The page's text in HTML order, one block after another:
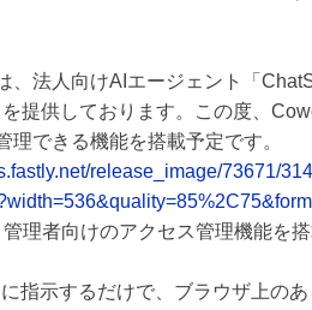
、法人向けAIエージェント「
提供しております。この度、
理できる機能を搭載予定です。
release_image/73671/
理者向けのアクセス管理機能を
指示するだけで、ブラウザ上の